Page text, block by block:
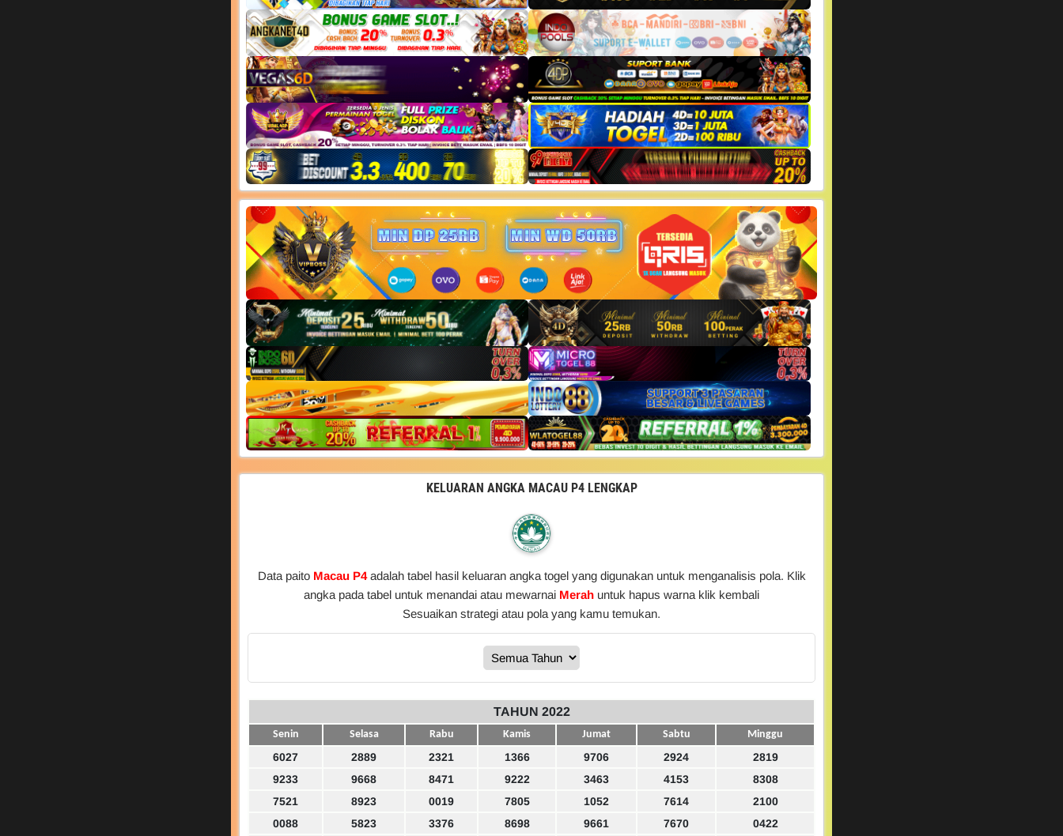
KELUARAN ANGKA MACAU P4 LENGKAP
Data paito Macau P4adalah tabel hasil keluaran angka togel yang digunakan untuk menganalisis pola. Klik
angka pada tabel untuk menandai atau mewarnai Merah untuk hapus warna klik kembali
Sesuaikan strategi atau pola yang kamu temukan.
TAHUN 2022
Senin Selasa Rabu Kamis Jumat Sabtu Minggu
6027 2889 2321 1366 9706 2924
2819
9233
9668 8471 9222 3463 4153
8308
7521
8923 0019 7805 1052 7614
2100
0088
5823 3376 8698 9661 7670
0422